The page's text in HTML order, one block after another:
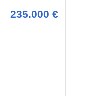
235.000 €